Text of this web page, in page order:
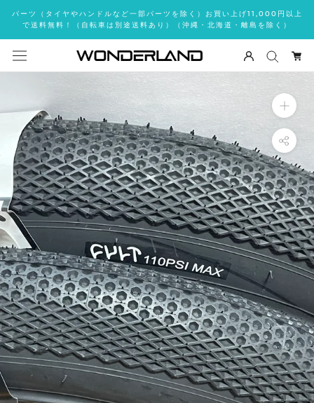
ッ
し
移
動
す
る
パーツ（タイヤやハンドルなど一部パーツを除く）お買い上げ11,000円以上
で送料無料！（自転車は別途送料あり）（沖縄・北海道・離島を除く）